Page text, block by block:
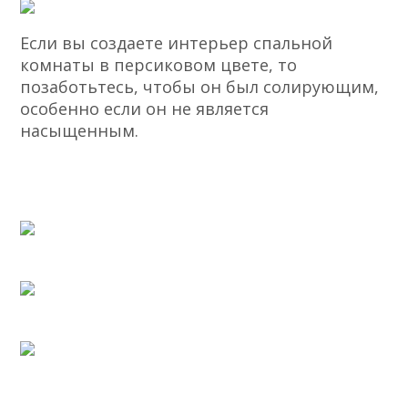
Если вы создаете интерьер спальной
комнаты в персиковом цвете, то
позаботьтесь, чтобы он был солирующим,
особенно если он не является
насыщенным.